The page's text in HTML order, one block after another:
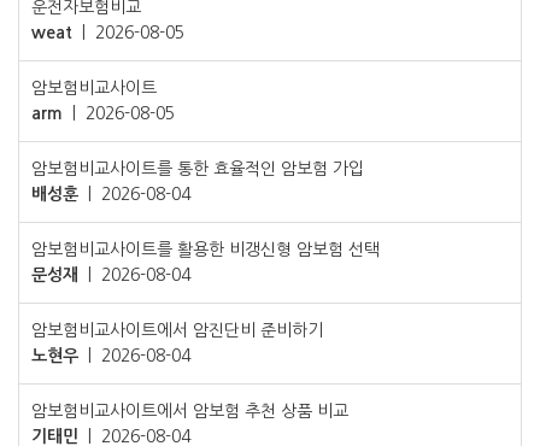
운전자보험비교
weat
2026-08-05
암보험비교사이트
arm
2026-08-05
암보험비교사이트를 통한 효율적인 암보험 가입
배성훈
2026-08-04
암보험비교사이트를 활용한 비갱신형 암보험 선택
문성재
2026-08-04
암보험비교사이트에서 암진단비 준비하기
노현우
2026-08-04
암보험비교사이트에서 암보험 추천 상품 비교
기태민
2026-08-04